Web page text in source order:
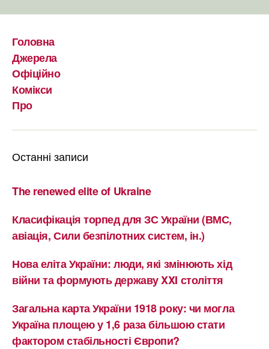
Головна
Джерела
Офіційно
Комікси
Про
Останні записи
The renewed elite of Ukraine
Класифікація торпед для ЗС України (ВМС,
авіація, Сили безпілотних систем, ін.)
Нова еліта України: люди, які змінюють хід
війни та формують державу XXI століття
Загальна карта України 1918 року: чи могла
Україна площею у 1,6 раза більшою стати
фактором стабільності Європи?